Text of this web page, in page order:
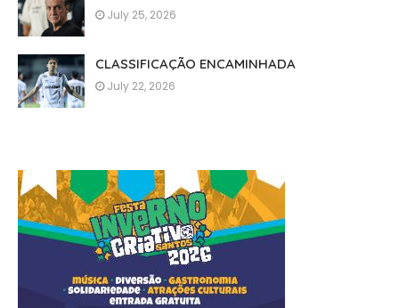
July 25, 2026
CLASSIFICAÇÃO ENCAMINHADA
July 22, 2026